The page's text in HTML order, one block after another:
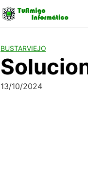
BUSTARVIEJO
13/10/2024